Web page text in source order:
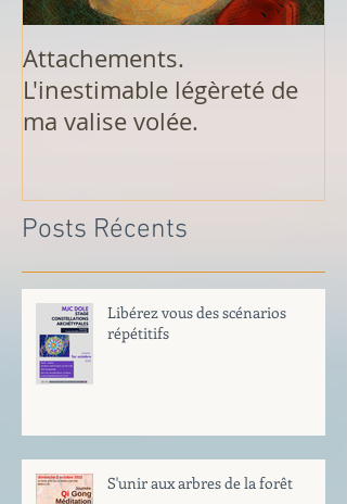
Attachements.
L'inestimable légèreté de
ma valise volée.
Posts Récents
Libérez vous des scénarios
répétitifs
S'unir aux arbres de la forêt